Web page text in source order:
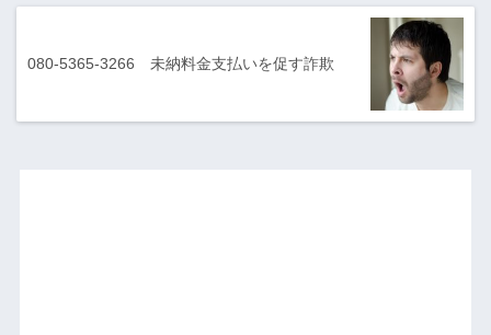
080-5365-3266 未納料金支払いを促す詐欺